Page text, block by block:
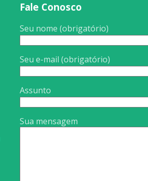
Fale Conosco
Seu nome (obrigatório)
Seu e-mail (obrigatório)
Assunto
Sua mensagem